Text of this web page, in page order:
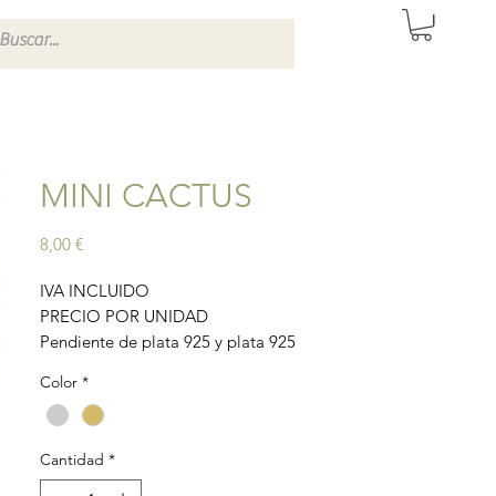
DE SEVILLA
MINI CACTUS
8,00 €Precio
IVA INCLUIDO
PRECIO POR UNIDAD
Pendiente de plata 925 y plata 925
presión.
Material: plata 925 y plata 925 bañada en
Tamaño:
Color *
Cantidad *